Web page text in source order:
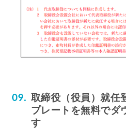
取締役（役員）就任
プレートを無料でダ
す